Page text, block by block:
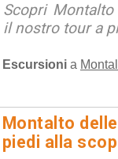
Scopri
il nostro tour a
Escursioni a
Montalto
piedi alla